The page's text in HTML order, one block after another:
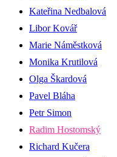
Kateřina Nedbalová
Libor Kovář
Marie Náměstková
Monika Krutilová
Olga Škardová
Pavel Bláha
Petr Simon
Radim Hostomský
Richard Kučera